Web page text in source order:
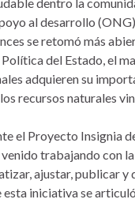
al desarrollo
se retomó más
del Estado, el
adquieren su
recursos naturales
el Proyecto Insignia
trabajando con la
ajustar, publicar y
iniciativa se articuló